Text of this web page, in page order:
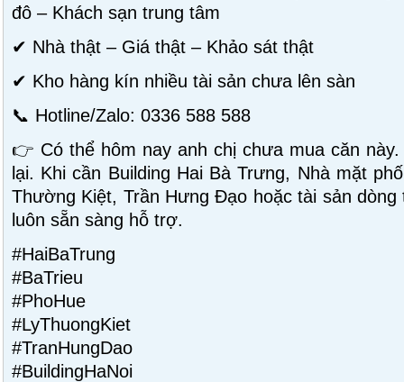
đô – Khách sạn trung tâm
✔ Nhà thật – Giá thật – Khảo sát thật
✔ Kho hàng kín nhiều tài sản chưa lên sàn
📞 Hotline/Zalo: 0336 588 588
👉 Có thể hôm nay anh chị chưa mua căn
lại. Khi cần Building Hai Bà Trưng, Nhà mặt
Thường Kiệt, Trần Hưng Đạo hoặc tài sản dòng
luôn sẵn sàng hỗ trợ.
#HaiBaTrung
#BaTrieu
#PhoHue
#LyThuongKiet
#TranHungDao
#BuildingHaNoi